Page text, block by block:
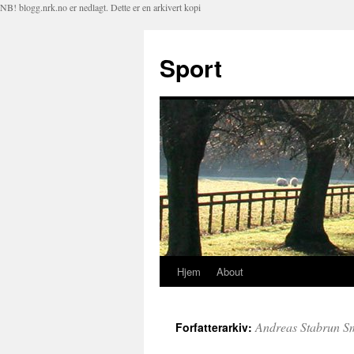
NB! blogg.nrk.no er nedlagt. Dette er en arkivert kopi
Sport
Hopp
innhold
Hjem About
Forfatterarkiv:Andreas Stabrun